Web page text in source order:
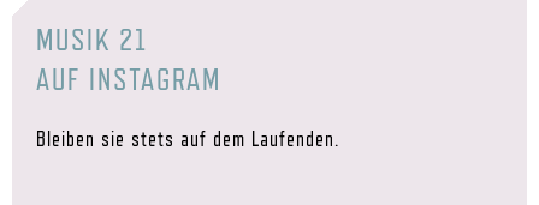
MUSIK 21
AUF INSTAGRAM
Bleiben sie stets auf dem Laufenden.